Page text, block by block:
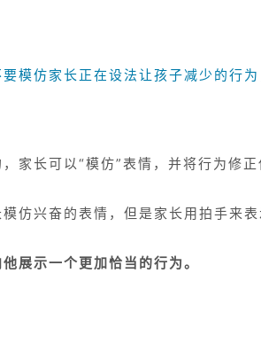
模仿家长正在设法让孩子减少的行为
家长可以“模仿”表情，并将行为修正
仿兴奋的表情，但是家长用拍手来
展示一个更加恰当的行为。